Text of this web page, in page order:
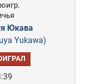
Юкава
Yukawa)